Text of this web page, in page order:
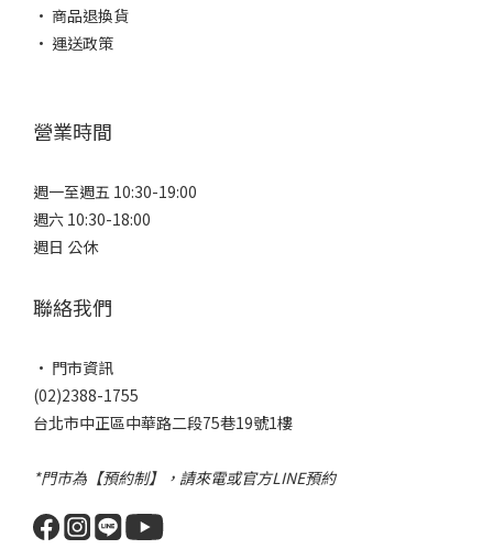
• 商品退換貨
• 運送政策
營業時間
週一至週五 10:30-19:00
週六 10:30-18:00
週日 公休
聯絡我們
• 門市資訊
(02)2388-1755
台北市中正區中華路二段75巷19號1樓
*門市為【預約制】，請來電或官方LINE預約